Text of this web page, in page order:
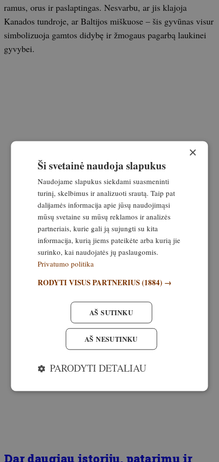
ramus, orus ir paslaptingas. Nesvarbu, ar jis klajoja
Kanados tundroje, ar Baltijos miškuose – šis gyvūnas visur
simbolizuoja gamtos didybę ir žmogaus pagarbą laukinei
gyvybei.
Dar daugiau istorijų, patarimų ir
×
Ši svetainė naudoja slapukus
Naudojame slapukus siekdami suasmeninti
turinį, skelbimus ir analizuoti srautą. Taip pat
dalijamės informacija apie jūsų naudojimąsi
mūsų svetaine su mūsų reklamos ir analizės
partneriais, kurie gali ją sujungti su kita
informacija, kurią jiems pateikėte arba kurią jie
surinko, kai naudojatės jų paslaugomis.
Privatumo politika
RODYTI VISUS PARTNERIUS(1884) →
AŠ SUTINKU
AŠ NESUTINKU
PARODYTI DETALIAU